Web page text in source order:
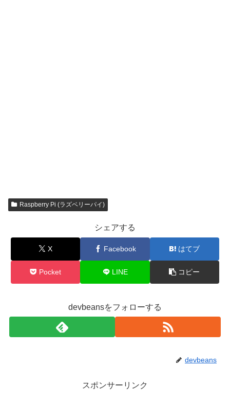
Raspberry Pi (ラズベリーパイ)
シェアする
X Facebook はてブ
Pocket LINE コピー
devbeansをフォローする
devbeans
スポンサーリンク